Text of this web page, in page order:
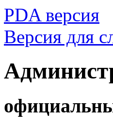
PDA версия
Версия для